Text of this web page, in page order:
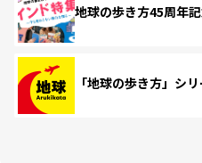
地球の歩き方45周年
「地球の歩き方」シ